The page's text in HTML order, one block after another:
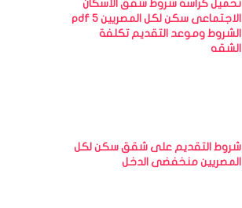
تحميل كراسة شروط شقق الاسكان
الاجتماعى سكن لكل المصريين 5 pdf
الشروط وموعد التقديم تكلفة
الشقه
شروط التقديم على شقق سكن لكل
المصريين منخفضى الدخل